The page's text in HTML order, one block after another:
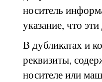
носитель
указание, что
В дубликатах и
реквизиты,
носителе или